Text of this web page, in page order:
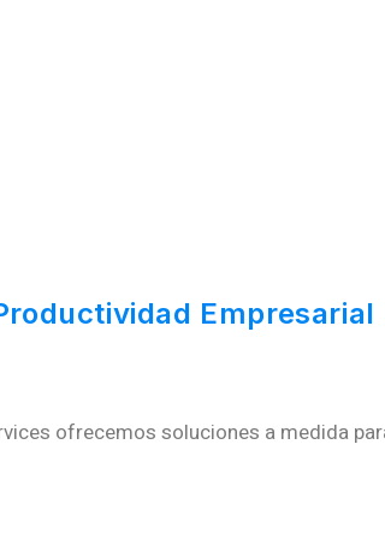
Empresarial
ofrecemos soluciones a medida